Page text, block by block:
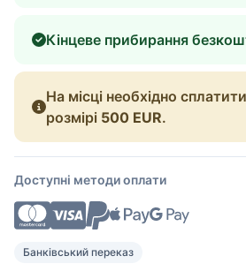
Кінцеве прибирання
На місці необхідно
розмірі 500 EUR.
Доступні методи оплати
Банківський переказ